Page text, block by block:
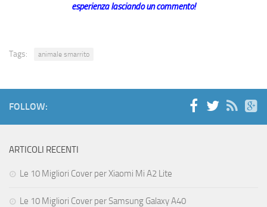
esperienza lasciando un commento!
Tags: animale smarrito
FOLLOW:
ARTICOLI RECENTI
Le 10 Migliori Cover per Xiaomi Mi A2 Lite
Le 10 Migliori Cover per Samsung Galaxy A40